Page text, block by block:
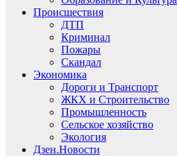
Происшествия
ДТП
Криминал
Пожары
Скандал
Экономика
Дороги и Транспорт
ЖКХ и Строительство
Промышленность
Сельское хозяйство
Экология
Дзен.Новости